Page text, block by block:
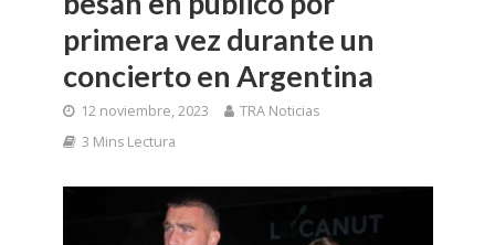
primera vez durante un
concierto en Argentina
12 noviembre, 2023
TRA Noticias
3 Mins Lectura